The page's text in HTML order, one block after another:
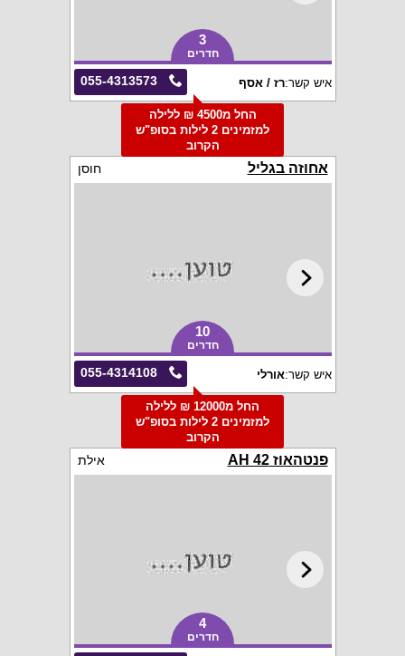
3
חדרים
055-4313573 איש קשר:רז / אסף
החל מ4500 ₪ ללילה
למזמינים 2 לילות בסופ"ש
הקרוב
אחוזה בגליל חוסן
10
חדרים
055-4314108 איש קשר:אורלי
החל מ12000 ₪ ללילה
למזמינים 2 לילות בסופ"ש
הקרוב
פנטהאוז AH 42 אילת
4
חדרים